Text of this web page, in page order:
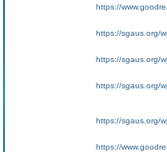
https://
https://sgaus.org/
https://sgaus.org/
https://sgaus.org/
https://sgaus.org/
https://